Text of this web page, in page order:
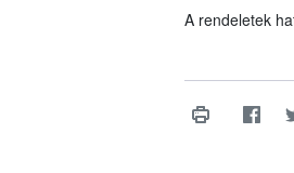
A rendeletek